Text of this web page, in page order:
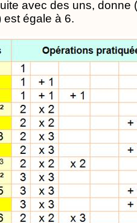
avec des uns, donne
est égale à 6.